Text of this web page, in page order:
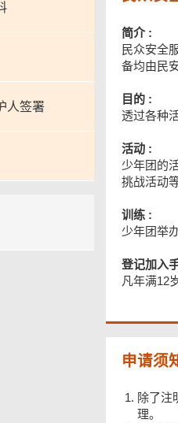
人签署
简介 :
民众安全
备均由民
目的 :
透过各种
活动 :
少年团的
挑战活动等
训练 :
少年团举
登记加入
凡年满12
申请须
除了注
理。